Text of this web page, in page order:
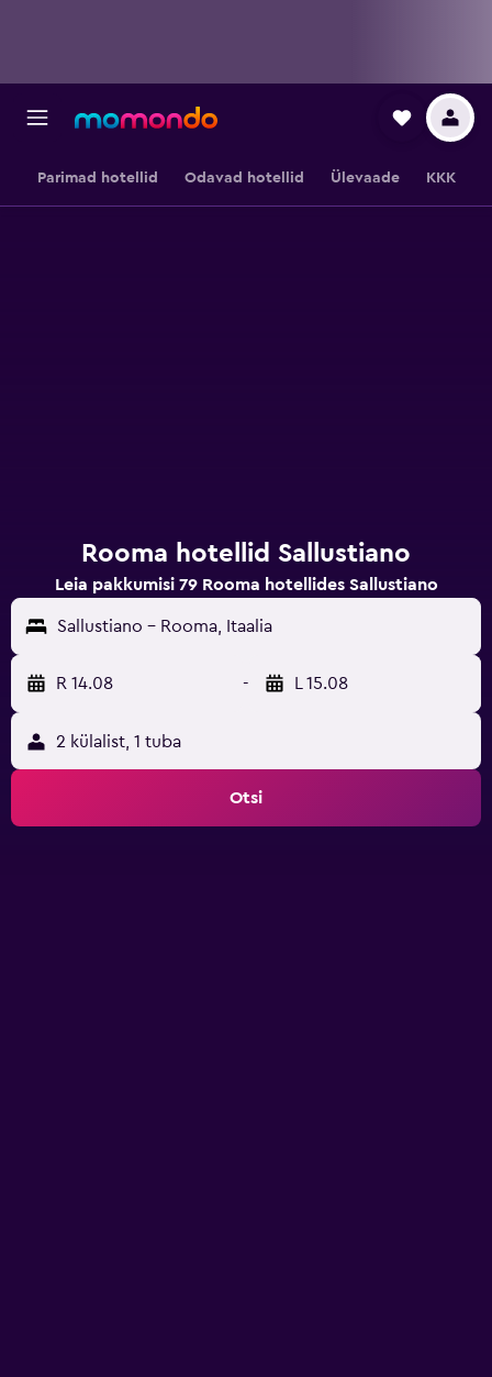
Parimad hotellid Odavad hotellid Ülevaade KKK
Rooma hotellid Sallustiano
Leia pakkumisi 79 Rooma hotellides Sallustiano
Sallustiano - Rooma, Itaalia
R 14.08 - L 15.08
2 külalist, 1 tuba
Otsi